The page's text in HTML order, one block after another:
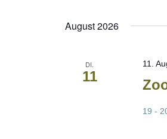
August 2026
DI.
11
11.
19 -